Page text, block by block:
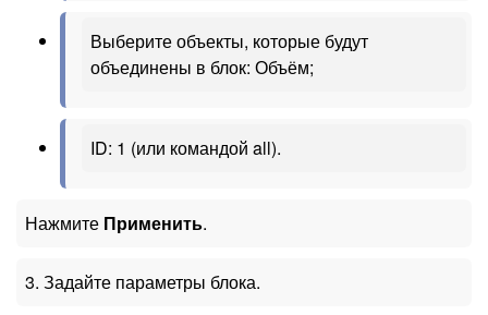
Выберите объекты, которые будут
объединены в блок: Объём;
ID: 1 (или командой all).
Нажмите Применить.
3. Задайте параметры блока.